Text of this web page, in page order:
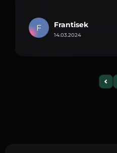
F Frantisek
14.03.2024